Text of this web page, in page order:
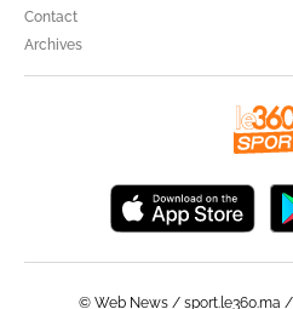
Contact
Archives
© Web News / sport.le360.ma /